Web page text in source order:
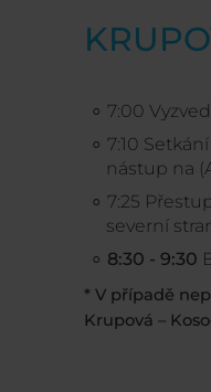
7:00
7:10
nástup na
7:25
severní
8:30 - 9:30
* V případě
Krupová –